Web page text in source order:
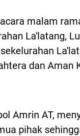
malam
La'latang,
dan Aman
Amrin AT,
pihak